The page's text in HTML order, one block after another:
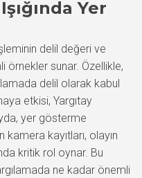
Yer
delil değeri ve
örnekler sunar. Özellikle,
delil olarak kabul
etkisi, Yargıtay
yer gösterme
kayıtları, olayın
kritik rol oynar. Bu
ne kadar önemli